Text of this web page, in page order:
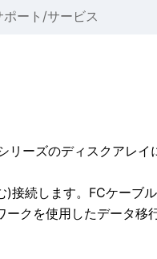
ポート/サービス
ーズのディスクアレイ
接続します。FCケーブ
クを使用したデータ移